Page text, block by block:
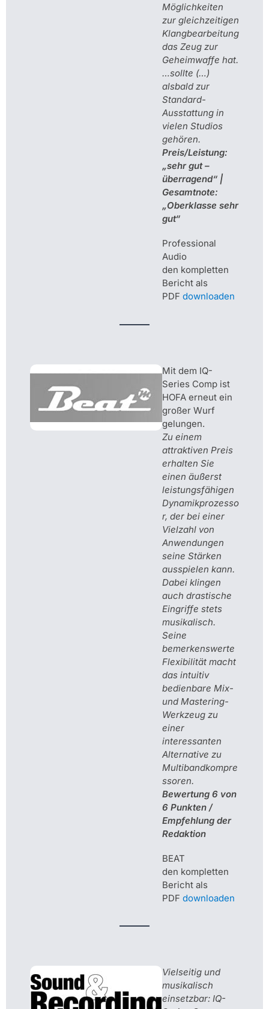
Möglichkeiten
zur gleichzeitigen
Klangbearbeitung
das Zeug zur
Geheimwaffe hat.
…sollte (…)
alsbald zur
Standard-
Ausstattung in
vielen Studios
gehören.
Preis/Leistung:
„sehr gut –
überragend“ |
Gesamtnote:
„Oberklasse sehr
gut“
Professional
Audio
den kompletten
Bericht als
PDF downloaden
Mit dem IQ-
Series Comp ist
HOFA erneut ein
großer Wurf
gelungen.
Zu einem
attraktiven Preis
erhalten Sie
einen äußerst
leistungsfähigen
Dynamikprozesso
r, der bei einer
Vielzahl von
Anwendungen
seine Stärken
ausspielen kann.
Dabei klingen
auch drastische
Eingriffe stets
musikalisch.
Seine
bemerkenswerte
Flexibilität macht
das intuitiv
bedienbare Mix-
und Mastering-
Werkzeug zu
einer
interessanten
Alternative zu
Multibandkompre
ssoren.
Bewertung 6 von
6 Punkten /
Empfehlung der
Redaktion
BEAT
den kompletten
Bericht als
PDF downloaden
Vielseitig und
musikalisch
einsetzbar: IQ-